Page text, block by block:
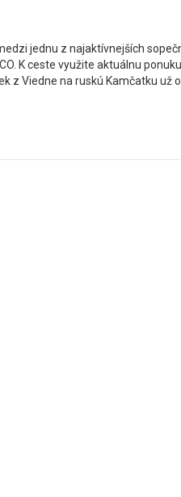
jednu z najaktívnejších
K ceste využite aktuálnu
z Viedne na ruskú Kamčatku už